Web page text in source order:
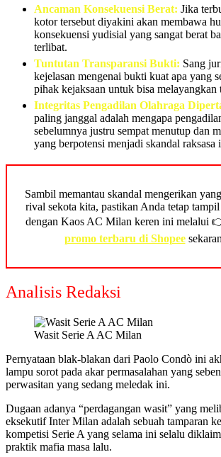
Ancaman Konsekuensi Berat: Jika
kotor tersebut diyakini akan membawa
konsekuensi yudisial yang sangat berat
terlibat.
Tuntutan Transparansi Bukti: Sang
kejelasan mengenai bukti kuat apa yang
pihak kejaksaan untuk bisa melayangkan
Integritas Pengadilan Olahraga
paling janggal adalah mengapa
sebelumnya justru sempat menutup dan
yang berpotensi menjadi skandal raksasa
Sambil memantau skandal mengerikan
rival sekota kita, pastikan Anda tetap
dengan Kaos AC Milan keren ini melalui
promo terbaru di Shopee
Analisis Redaksi
Wasit Serie A AC Milan
Pernyataan blak-blakan dari Paolo Condò ini
lampu sorot pada akar permasalahan yang
perwasitan yang sedang meledak ini.
Dugaan adanya “perdagangan wasit” yang
eksekutif Inter Milan adalah sebuah tamparan
kompetisi Serie A yang selama ini selalu
praktik mafia masa lalu.